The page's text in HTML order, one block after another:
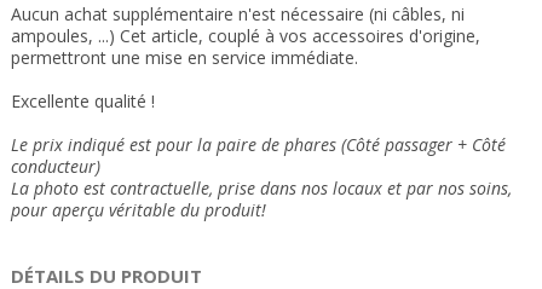
Aucun achat supplémentaire n'est nécessaire (ni câbles, ni
ampoules, ...) Cet article, couplé à vos accessoires d'origine,
permettront une mise en service immédiate.
Excellente qualité !
Le prix indiqué est pour la paire de phares (Côté passager + Côté
conducteur)
La photo est contractuelle, prise dans nos locaux et par nos soins,
pour aperçu véritable du produit!
DÉTAILS DU PRODUIT